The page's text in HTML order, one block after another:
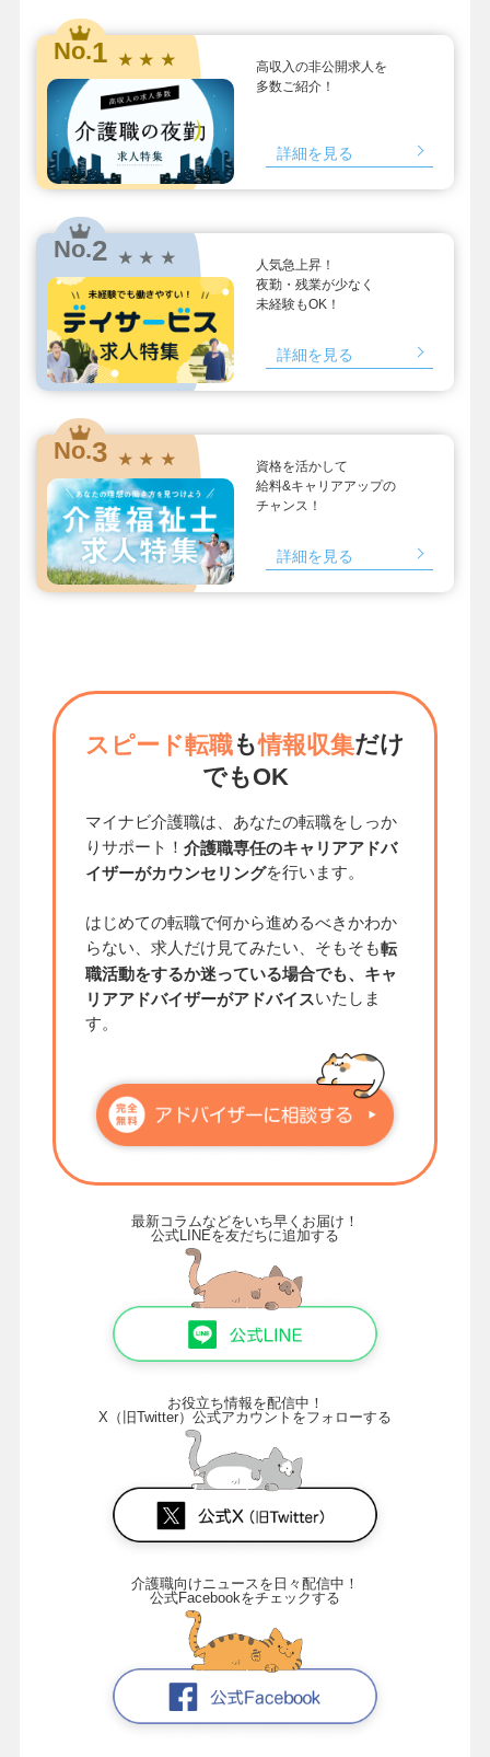
No.1 ★ ★ ★
高収入の非公開求人を
多数ご紹介！
詳細を見る
No.2 ★ ★ ★
人気急上昇！
夜勤・残業が少なく
未経験もOK！
詳細を見る
No.3 ★ ★ ★
資格を活かして
給料&キャリアアップの
チャンス！
詳細を見る
スピード転職も情報収集だけ
でもOK
マイナビ介護職は、あなたの転職をしっか
りサポート！ 介護職専任のキャリアアドバ
イザーがカウンセリングを行います。
はじめての転職で何から進めるべきかわか
らない、求人だけ見てみたい、そもそも転
職活動をするか迷っている場合でも、キャ
リアアドバイザーがアドバイスいたしま
す。
最新コラムなどをいち早くお届け！
公式LINEを友だちに追加する
お役立ち情報を配信中！
X（旧Twitter）公式アカウントをフォローする
介護職向けニュースを日々配信中！
公式Facebookをチェックする